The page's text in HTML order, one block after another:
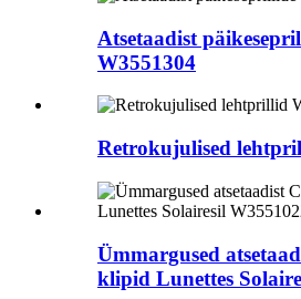
Atsetaadist
W3551304
Retrokujulised
Ümmargused
klipid Lunettes